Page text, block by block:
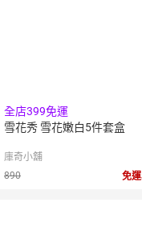
全店399免運
雪花秀 雪花嫩白5件套盒
庫奇小舖
890
免運